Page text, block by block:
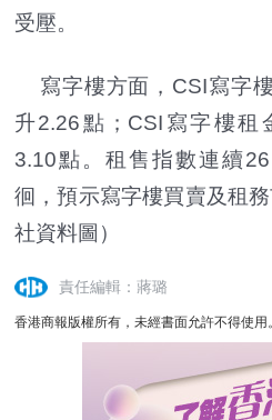
受壓。
寫字樓方面，CSI寫字
升2.26點；CSI寫字樓租
3.10點。租售指數連續
徊，預示寫字樓買賣及租
社資料圖）
責任編輯：蔣璐
香港商報版權所有，未經書面允許不得使用。